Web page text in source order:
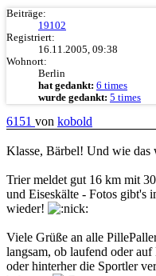
Beiträge:
19102
Registriert:
16.11.2005, 09:38
Wohnort:
Berlin
hat gedankt: 6 times
wurde gedankt: 5 times
6151 von kobold
Klasse, Bärbel! Und wie das
Trier meldet gut 16 km mit
und Eiseskälte - Fotos gibt's
wieder!
Viele Grüße an alle
langsam, ob laufend oder
oder hinterher die Sportler